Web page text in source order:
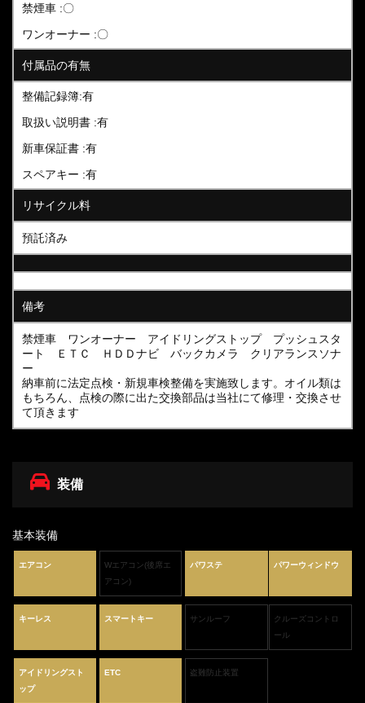
禁煙車 :〇
ワンオーナー :〇
付属品の有無
整備記録簿:有
取扱い説明書 :有
新車保証書 :有
スペアキー :有
リサイクル料
預託済み
備考
禁煙車 ワンオーナー アイドリングストップ プッシュスタ
ート ＥＴＣ ＨＤＤナビ バックカメラ クリアランスソナ
ー
納車前に法定点検・新規車検整備を実施致します。オイル類は
もちろん、点検の際に出た交換部品は当社にて修理・交換させ
て頂きます
装備
基本装備
エアコン
Wエアコン(後席エ
アコン)
パワステ パワーウィンドウ
キーレス スマートキー サンルーフ
クルーズコントロ
ール
アイドリングスト
ップ
ETC 盗難防止装置